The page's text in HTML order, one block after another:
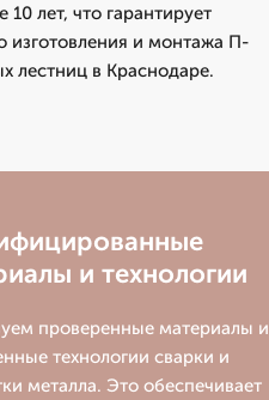
10 лет, что гарантирует
изготовления и монтажа П-
лестниц в Краснодаре.
и технологии
проверенные материалы и
технологии сварки и
металла. Это обеспечивает